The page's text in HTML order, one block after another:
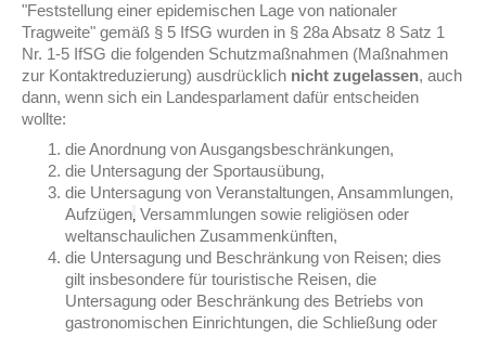
"Feststellung einer epidemischen Lage von nationaler
Tragweite" gemäß § 5 IfSG wurden in § 28a Absatz 8 Satz 1
Nr. 1-5 IfSG die folgenden Schutzmaßnahmen (Maßnahmen
zur Kontaktreduzierung) ausdrücklich nicht zugelassen, auch
dann, wenn sich ein Landesparlament dafür entscheiden
wollte:
die Anordnung von Ausgangsbeschränkungen,
die Untersagung der Sportausübung,
die Untersagung von Veranstaltungen, Ansammlungen,
Aufzügen Versammlungen sowie religiösen oder
weltanschaulichen Zusammenkünften,
die Untersagung und Beschränkung von Reisen; dies
gilt insbesondere für touristische Reisen, die
Untersagung oder Beschränkung des Betriebs von
gastronomischen Einrichtungen, die Schließung oder